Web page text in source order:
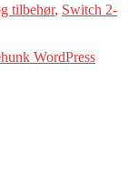
tilbehør, Switch 2-
WordPress